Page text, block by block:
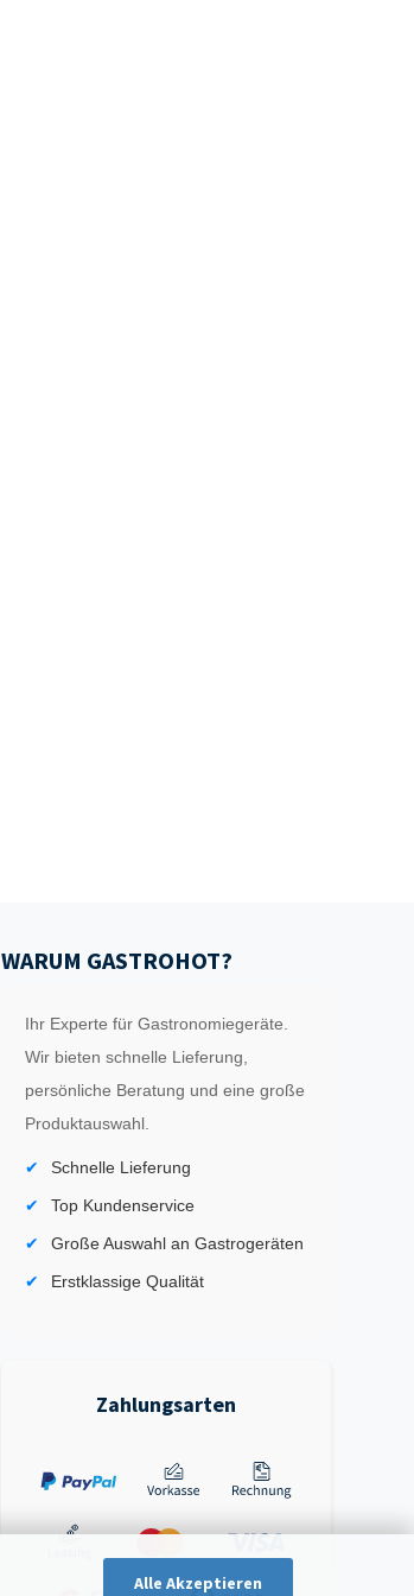
Alle Akzeptieren
WARUM GASTROHOT?
Ihr Experte für Gastronomiegeräte.
Wir bieten schnelle Lieferung,
persönliche Beratung und eine große
Produktauswahl.
Schnelle Lieferung
Top Kundenservice
Große Auswahl an Gastrogeräten
Erstklassige Qualität
Zahlungsarten